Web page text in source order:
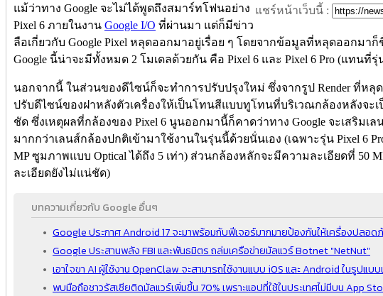
แชร์หน้าเว็บนี้ :
แม้ว่าทาง Google จะไม่ได้พูดถึงสมาร์ทโฟนอย่าง
Pixel 6 ภายในงาน Google I/O ที่ผ่านมา แต่ก็มีข่าว
ลือเกี่ยวกับ Google Pixel หลุดออกมาอยู่เรื่อย ๆ โดยจากข้อมูลที่หลุดออกมา
Google นี้น่าจะมีทั้งหมด 2 โมเดลด้วยกัน คือ Pixel 6 และ Pixel 6 Pro (แทนที่รุ่
นอกจากนี้ ในส่วนของดีไซน์ก็จะทำการปรับปรุงใหม่ ซึ่งจากรูป Render ที่หลุ
ปรับดีไซน์ของฝาหลังตัวเครื่องให้เป็นโทนสีแบบทูโทนที่บริเวณกล้องหลังจะ
ชัด ซึ่งเหตุผลที่กล้องของ Pixel 6 นูนออกมานี้ก็คาดว่าทาง Google จะเสริมเล
มากกว่าเลนส์กล้องปกติเข้ามาใช้งานในรุ่นนี้ด้วยนั่นเอง (เฉพาะรุ่น Pixel 6
MP ซูมภาพแบบ Optical ได้ถึง 5 เท่า) ส่วนกล้องหลักจะมีความละเอียดที่ 50
ละเอียดยังไม่แน่ชัด)
บทความเกี่ยวกับ Google อื่นๆ
Google ประกาศ Android 17 จะมาพร้อมกับฟีเจอร์มากมายป้องกันให้เครื่องปลอด
Google ประสานพลัง FBI และพันธมิตร ถล่มเครือข่ายมัลแวร์ Botnet "NetNut"
เอาใจขา AI ผู้ใช้งาน OpenClaw จะสามารถใช้งานแบบ iOS และ Android ในรูปแบ
พบมือถือชาวรัสเซียติดมัลแวร์เพิ่มขึ้น 70% เพราะแอปที่ใช้ในประเทศไม่มีบน App